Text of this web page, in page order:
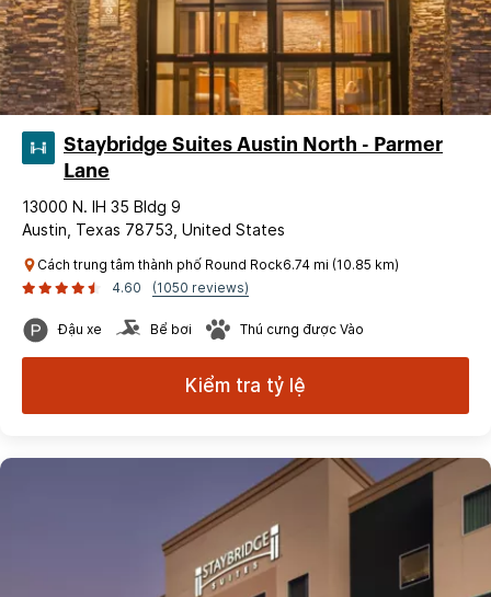
Staybridge Suites Austin North - Parmer
Lane
13000 N. IH 35 Bldg 9
Austin, Texas 78753, United States
Cách trung tâm thành phố Round Rock6.74 mi (10.85 km)
4.60
(1050 reviews)
Đậu xe Bể bơi Thú cưng được Vào
Kiểm tra tỷ lệ